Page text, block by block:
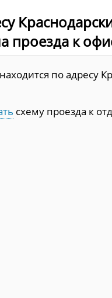
проезда к
по адресу
схему проезда к